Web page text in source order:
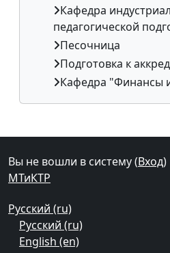
Кафедра
педагогической
Песочница
Подготовка к
Кафедра "Финансы
Дополнительные
Вы не вошли в систему (Вход)
МТиКТР
Русский ‎(ru)‎
Русский ‎(ru)‎
English ‎(en)‎